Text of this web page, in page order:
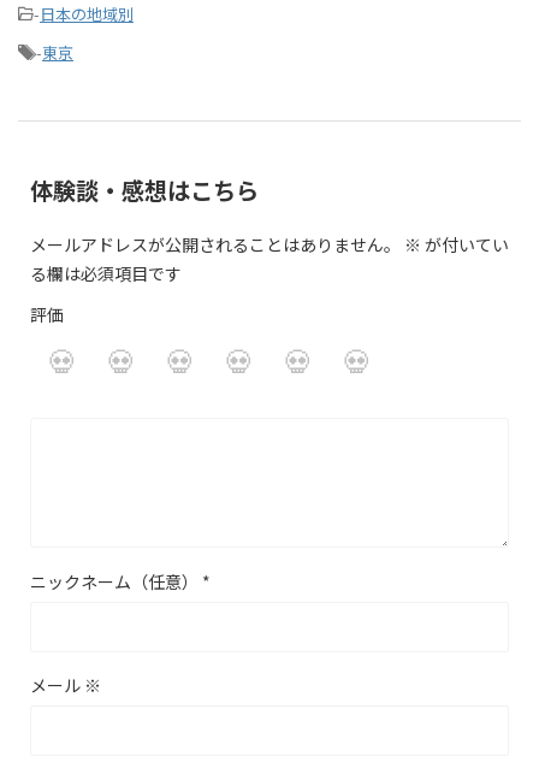
-日本の地域別
-東京
体験談・感想はこちら
メールアドレスが公開されることはありません。 ※ が付いてい
る欄は必須項目です
評価
ニックネーム（任意） *
メール ※